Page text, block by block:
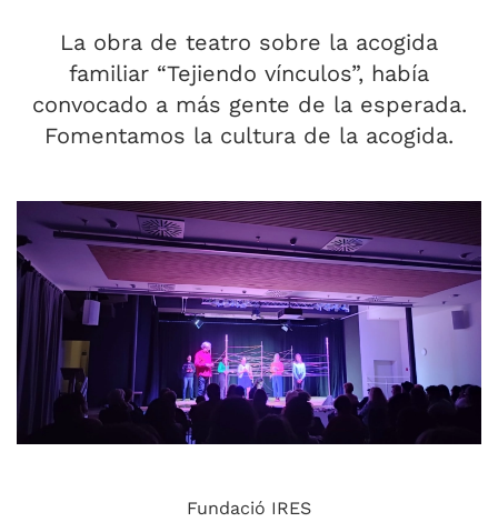
La obra de teatro sobre la acogida
familiar “Tejiendo vínculos”, había
convocado a más gente de la esperada.
Fomentamos la cultura de la acogida.
Fundació IRES